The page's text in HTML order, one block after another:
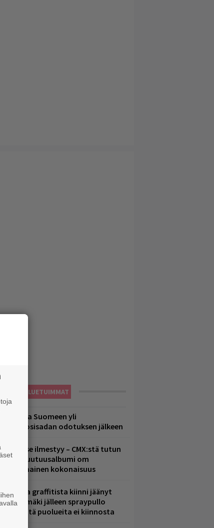
LUETUIMMAT
palaa Suomeen yli
odotuksen jälkeen
se ilmestyy – CMX:stä tutun
Yrjänän uutuusalbumi om
kokonaisuus
graffitista kiinni jäänyt
Arhinmäki jälleen spraypullo
– näitä puolueita ei kiinnosta